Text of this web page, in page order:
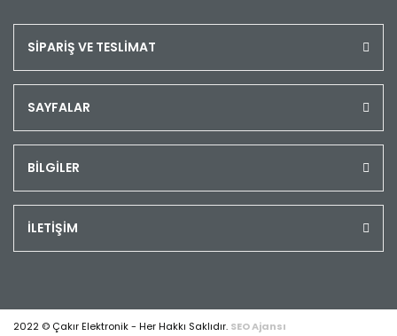
SİPARİŞ VE TESLİMAT
SAYFALAR
BİLGİLER
İLETİŞİM
2022 © Çakır Elektronik - Her Hakkı Saklıdır. SEO Ajansı